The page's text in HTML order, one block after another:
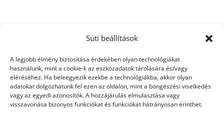
Süti beállítások
A legjobb élmény biztosítása érdekében olyan technológiákat
használunk, mint a cookie-k az eszközadatok tárolására és/vagy
eléréséhez. Ha beleegyezik ezekbe a technológiákba, akkor olyan
adatokat dolgozhatunk fel ezen az oldalon, mint a böngészési viselkedés
vagy az egyedi azonosítók. A hozzájárulás elmulasztása vagy
visszavonása bizonyos funkciókat és funkciókat hátrányosan érinthet.